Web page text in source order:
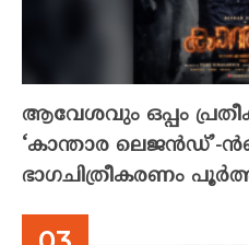
ആവേശവും ഒപ്പം
‘കാന്താര ലെജൻഡ്’-
ഭാഗചിത്രീകരണം